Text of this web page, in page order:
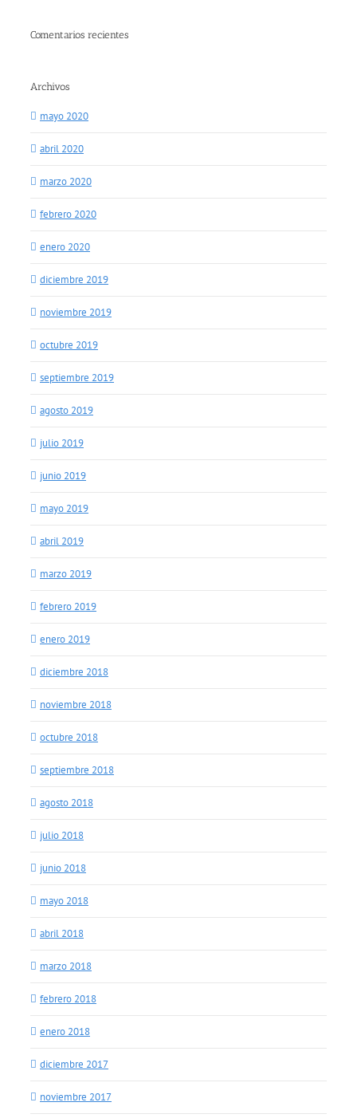
Comentarios recientes
Archivos
mayo 2020
abril 2020
marzo 2020
febrero 2020
enero 2020
diciembre 2019
noviembre 2019
octubre 2019
septiembre 2019
agosto 2019
julio 2019
junio 2019
mayo 2019
abril 2019
marzo 2019
febrero 2019
enero 2019
diciembre 2018
noviembre 2018
octubre 2018
septiembre 2018
agosto 2018
julio 2018
junio 2018
mayo 2018
abril 2018
marzo 2018
febrero 2018
enero 2018
diciembre 2017
noviembre 2017